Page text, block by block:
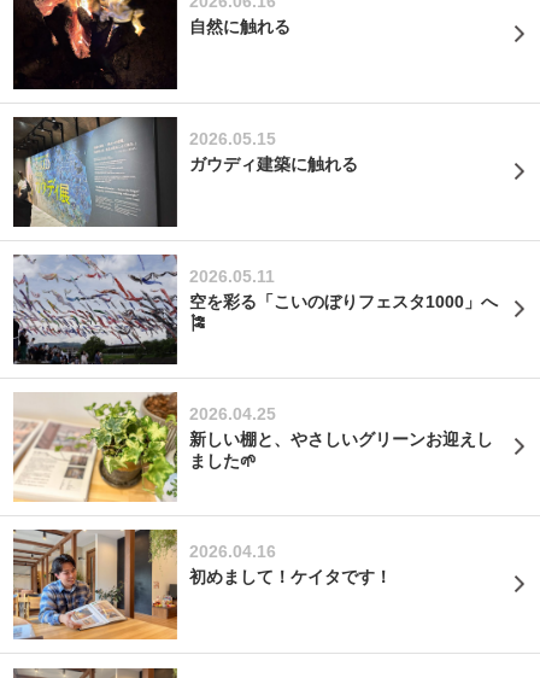
自然に触れる
2026.05.15
ガウディ建築に触れる
2026.05.11
空を彩る「こいのぼりフェスタ1000」へ
🎏
2026.04.25
新しい棚と、やさしいグリーンお迎えし
ました🌱
2026.04.16
初めまして！ケイタです！